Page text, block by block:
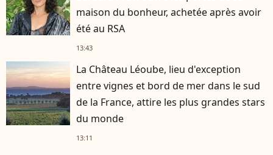
maison du bonheur, achetée après avoir
été au RSA
13:43
La Château Léoube, lieu d'exception
entre vignes et bord de mer dans le sud
de la France, attire les plus grandes stars
du monde
13:11